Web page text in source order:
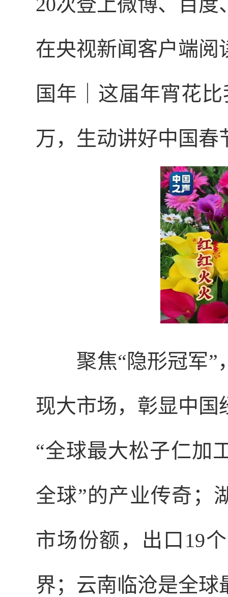
在央视新闻客户端阅
国年｜这届年宵花
万，生动讲好中国
聚焦“隐形冠军
现大市场，彰显中
“全球最大松子仁加
全球”的产业传奇；
市场份额，出口19
界；云南临沧是全